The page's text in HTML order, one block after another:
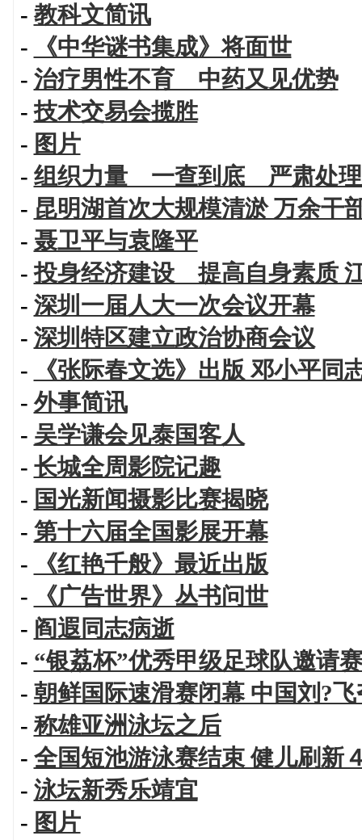
- 教科文简讯
-
《中华谜书集成》将面世
- 治疗男性不育 中药又见优势
-技术交易会揽胜
- 图片
- 组织力量 一查到底 严肃处理
- 昆明湖首次大规模清淤 万余干
- 聂卫平与袁隆平
-投身经济建设 提高自身素质
- 深圳一届人大一次会议开幕
- 深圳特区建立政治协商会议
-
《张际春文选》出版 邓小平同
- 外事简讯
- 吴学谦会见泰国客人
- 长城全周影院记趣
- 国光新闻摄影比赛揭晓
- 第十六届全国影展开幕
-
《红艳千般》最近出版
-
《广告世界》丛书问世
- 阎遐同志病逝
- “银荔杯”优秀甲级足球队邀请
- 朝鲜国际速滑赛闭幕 中国刘?
- 称雄亚洲泳坛之后
- 全国短池游泳赛结束 健儿刷新
- 泳坛新秀乐靖宜
- 图片